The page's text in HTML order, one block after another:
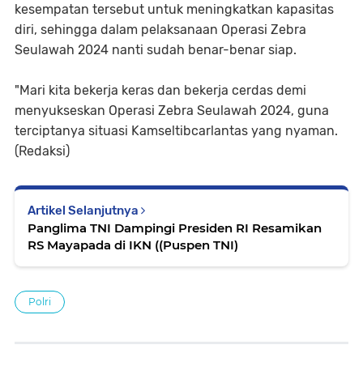
kesempatan tersebut untuk meningkatkan kapasitas
diri, sehingga dalam pelaksanaan Operasi Zebra
Seulawah 2024 nanti sudah benar-benar siap.
"Mari kita bekerja keras dan bekerja cerdas demi
menyukseskan Operasi Zebra Seulawah 2024, guna
terciptanya situasi Kamseltibcarlantas yang nyaman.
(Redaksi)
Artikel Selanjutnya
Panglima TNI Dampingi Presiden RI Resamikan
RS Mayapada di IKN ((Puspen TNI)
Polri